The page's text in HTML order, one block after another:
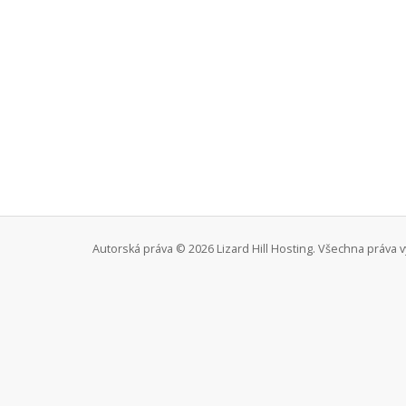
Autorská práva © 2026 Lizard Hill Hosting. Všechna práva